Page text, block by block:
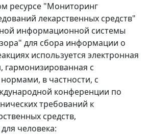
ресурсе "Мониторинг
лекарственных средств"
информационной системы
для сбора информации о
используется электронная
с
в частности, с
конференции по
требований к
средств,
человека: